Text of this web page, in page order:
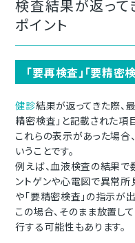
検査結果が返って
ポイント
「要再検査」「要精密
健診結果が返ってきた際、
精密検査」と記載された項
これらの表示があった場合
いうことです。
例えば、血液検査の結果で
ントゲンや心電図で異常所
や「要精密検査」の指示が
この場合、 そのまま放置し
行する可能性もあります。